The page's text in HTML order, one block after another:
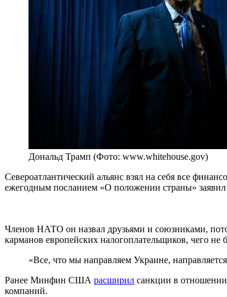
Дональд Трамп (Фото: www.whitehouse.gov)
Североатлантический альянс взял на себя все
ежегодным посланием «О положении страны»
Членов НАТО он назвал друзьями и союзниками,
карманов европейских налогоплательщиков, чего
«Все, что мы направляем Украине,
Ранее Минфин США расширил санкции в
компаний.